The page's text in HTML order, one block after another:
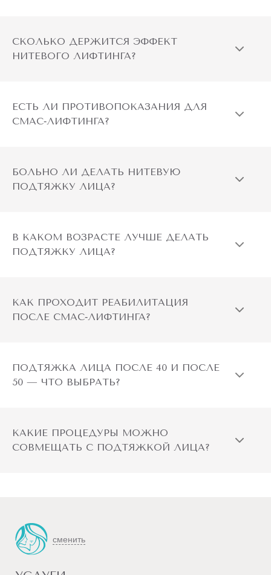
онкологические заболевания;
заболевания крови, нарушение свертываемости
проведения, герпес, открытые раны;
склонность к образованию келоидных рубцов.
онкологические заболевания;
неврологические заболевания (эпилепсия);
бактериальные);
антикоагулянты, ретиноиды);
повреждение кожи в области воздействия;
СКОЛЬКО ДЕРЖИТСЯ ЭФФЕКТ
НИТЕВОГО ЛИФТИНГА?
ЕСТЬ ЛИ ПРОТИВОПОКАЗАНИЯ ДЛЯ
СМАС‑ЛИФТИНГА?
БОЛЬНО ЛИ ДЕЛАТЬ НИТЕВУЮ
ПОДТЯЖКУ ЛИЦА?
В КАКОМ ВОЗРАСТЕ ЛУЧШЕ ДЕЛАТЬ
ПОДТЯЖКУ ЛИЦА?
КАК ПРОХОДИТ РЕАБИЛИТАЦИЯ
ПОСЛЕ СМАС‑ЛИФТИНГА?
ПОДТЯЖКА ЛИЦА ПОСЛЕ 40 И ПОСЛЕ
50 — ЧТО ВЫБРАТЬ?
КАКИЕ ПРОЦЕДУРЫ МОЖНО
СОВМЕЩАТЬ С ПОДТЯЖКОЙ ЛИЦА?
сменить